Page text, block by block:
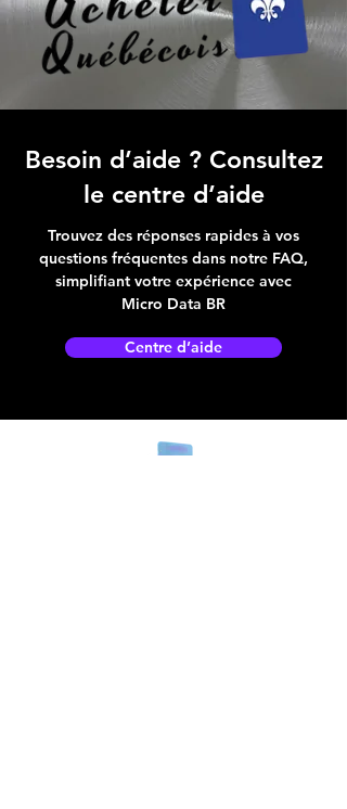
Besoin d’aide ? Consultez
le centre d’aide
Trouvez des réponses rapides à vos
questions fréquentes dans notre FAQ,
simplifiant votre expérience avec
Micro Data BR
Centre d’aide